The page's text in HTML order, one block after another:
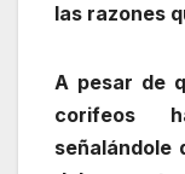
las razones
A pesar de
corifeos
señalándole